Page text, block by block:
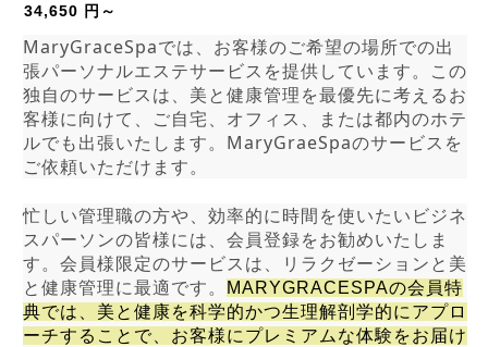
34,650 円～
MaryGraceSpaでは、お客様のご希望の場所での出
張パーソナルエステサービスを提供しています。この
独自のサービスは、美と健康管理を最優先に考えるお
客様に向けて、ご自宅、オフィス、または都内のホテ
ルでも出張いたします。MaryGraeSpaのサービスを
ご依頼いただけます。
忙しい管理職の方や、効率的に時間を使いたいビジネ
スパーソンの皆様には、会員登録をお勧めいたしま
す。会員様限定のサービスは、リラクゼーションと美
と健康管理に最適です。
MARYGRACESPAの会員特
典では、美と健康を科学的かつ生理解剖学的にアプロ
ーチすることで、お客様にプレミアムな体験をお届け